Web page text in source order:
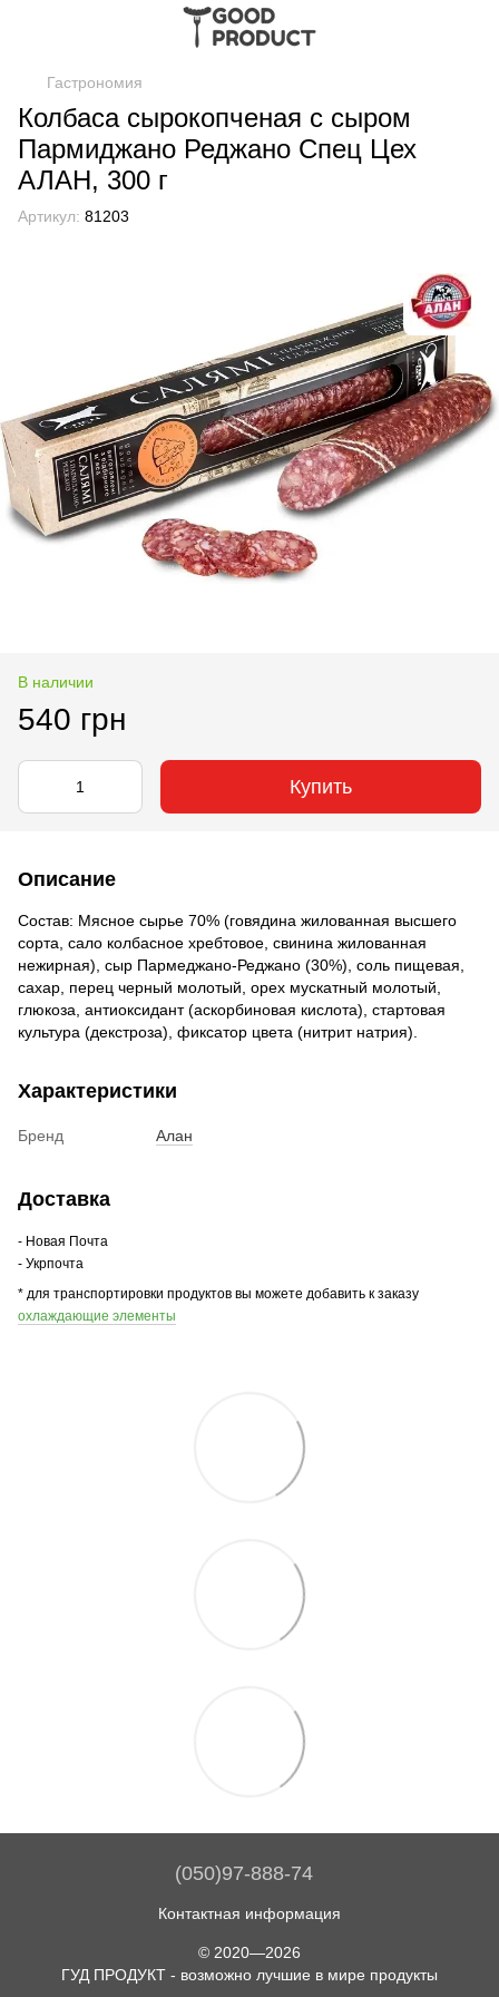
Гастрономия
Колбаса сырокопченая с сыром
Пармиджано Реджано Спец Цех
АЛАН, 300 г
Артикул: 81203
В наличии
540 грн
Купить
Описание
Состав: Мясное сырье 70% (говядина жилованная высшего
сорта, сало колбасное хребтовое, свинина жилованная
нежирная), сыр Пармеджано-Реджано (30%), соль пищевая,
сахар, перец черный молотый, орех мускатный молотый,
глюкоза, антиоксидант (аскорбиновая кислота), стартовая
культура (декстроза), фиксатор цвета (нитрит натрия).
Характеристики
Бренд Алан
Доставка
- Новая Почта
- Укрпочта
* для транспортировки продуктов вы можете добавить к заказу
охлаждающие элементы
(050)97-888-74
Контактная информация
© 2020—2026
ГУД ПРОДУКТ - возможно лучшие в мире продукты